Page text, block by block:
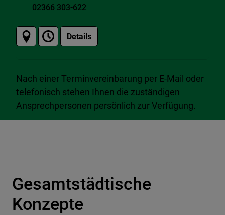
02366 303-622
Details
Nach einer Terminvereinbarung per E-Mail oder
telefonisch stehen Ihnen die zuständigen
Ansprechpersonen persönlich zur Verfügung.
Gesamtstädtische
Konzepte